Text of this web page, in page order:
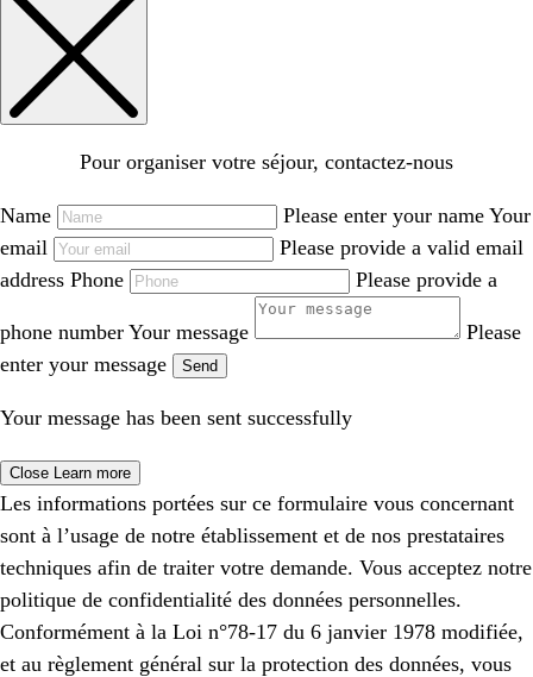
Pour organiser votre séjour, contactez-nous
Name Please enter your name Your
email
Please provide a valid email
address Phone Please provide a
phone number Your message
Please
enter your message
Send
Your message has been sent successfully
Close Learn more
Les informations portées sur ce formulaire vous concernant
sont à l’usage de notre établissement et de nos prestataires
techniques afin de traiter votre demande. Vous acceptez notre
politique de confidentialité des données personnelles.
Conformément à la Loi n°78-17 du 6 janvier 1978 modifiée,
et au règlement général sur la protection des données, vous